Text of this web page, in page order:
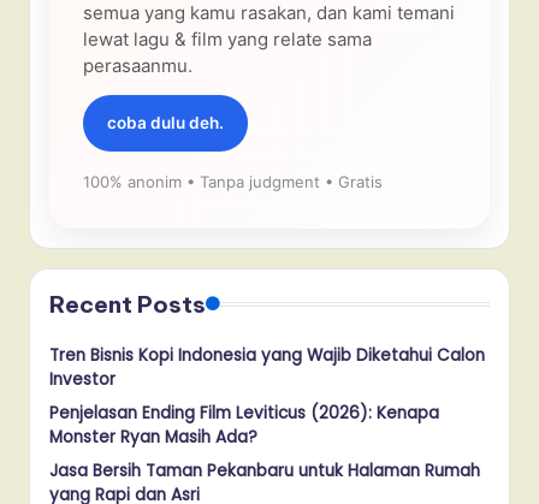
semua yang kamu rasakan, dan kami temani
lewat lagu & film yang relate sama
perasaanmu.
coba dulu deh.
100% anonim • Tanpa judgment • Gratis
Recent Posts
Tren Bisnis Kopi Indonesia yang Wajib Diketahui Calon
Investor
Penjelasan Ending Film Leviticus (2026): Kenapa
Monster Ryan Masih Ada?
Jasa Bersih Taman Pekanbaru untuk Halaman Rumah
yang Rapi dan Asri